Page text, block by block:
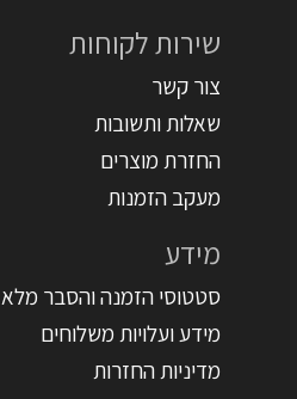
שירות לקוחות
צור קשר
שאלות ותשובות
החזרת מוצרים
מעקב הזמנות
מידע
סטטוסי הזמנה והסבר מלא
מידע ועלויות משלוחים
מדיניות החזרות